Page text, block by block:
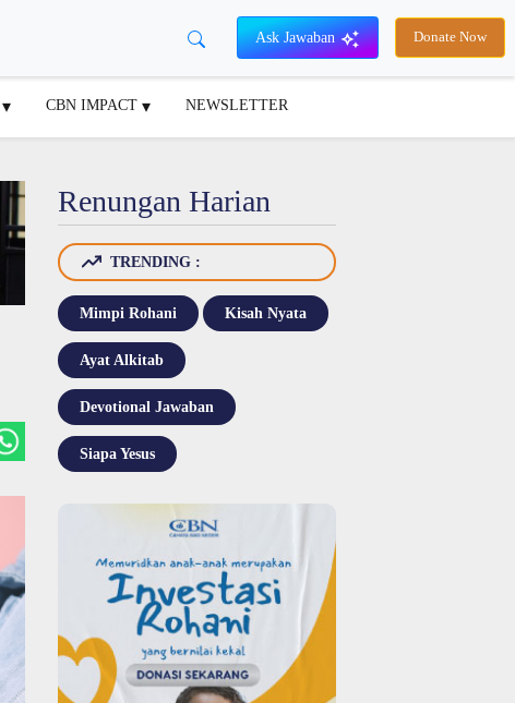
Ask Jawaban Donate Now
CBN IMPACT NEWSLETTER
Renungan Harian
TRENDING :
Mimpi Rohani Kisah Nyata
Ayat Alkitab
Devotional Jawaban
Siapa Yesus